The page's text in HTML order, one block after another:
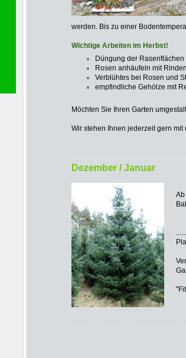
werden. Bis zu einer
Wichtige Arbeiten im Herbst!
Düngung der Rasenflächen
Rosen anhäufeln mit
Verblühtes bei Rosen und
empfindliche Gehölze mit
Möchten Sie Ihren Garten
Wir stehen Ihnen jederzeit gern
Dezember / Januar